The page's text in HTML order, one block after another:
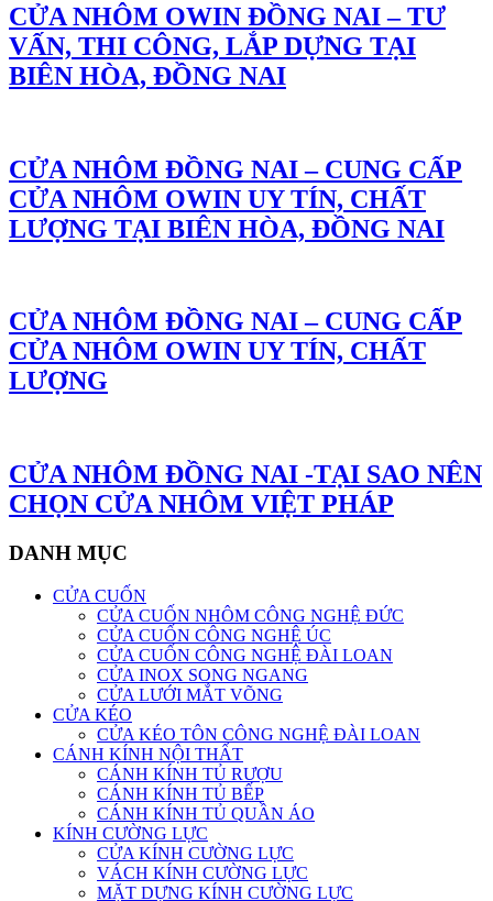
CỬA NHÔM OWIN ĐỒNG NAI – TƯ
VẤN, THI CÔNG, LẮP DỰNG TẠI
BIÊN HÒA, ĐỒNG NAI
CỬA NHÔM ĐỒNG NAI – CUNG CẤP
CỬA NHÔM OWIN UY TÍN, CHẤT
LƯỢNG TẠI BIÊN HÒA, ĐỒNG NAI
CỬA NHÔM ĐỒNG NAI – CUNG CẤP
CỬA NHÔM OWIN UY TÍN, CHẤT
LƯỢNG
CỬA NHÔM ĐỒNG NAI -TẠI SAO NÊN
CHỌN CỬA NHÔM VIỆT PHÁP
DANH MỤC
CỬA CUỐN
CỬA CUỐN NHÔM CÔNG NGHỆ ĐỨC
CỬA CUỐN CÔNG NGHỆ ÚC
CỬA CUỐN CÔNG NGHỆ ĐÀI LOAN
CỬA INOX SONG NGANG
CỬA LƯỚI MẮT VÕNG
CỬA KÉO
CỬA KÉO TÔN CÔNG NGHỆ ĐÀI LOAN
CÁNH KÍNH NỘI THẤT
CÁNH KÍNH TỦ RƯỢU
CÁNH KÍNH TỦ BẾP
CÁNH KÍNH TỦ QUẦN ÁO
KÍNH CƯỜNG LỰC
CỬA KÍNH CƯỜNG LỰC
VÁCH KÍNH CƯỜNG LỰC
MẶT DỰNG KÍNH CƯỜNG LỰC